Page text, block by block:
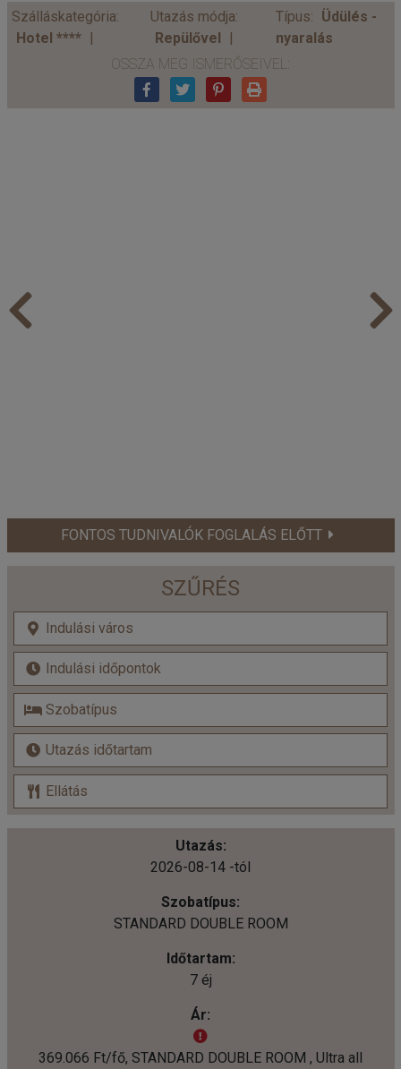
Szálláskategória:
Hotel ****
Utazás módja:
Repülővel
Típus: Üdülés -
nyaralás
OSSZA MEG ISMERŐSEIVEL:
FONTOS TUDNIVALÓK FOGLALÁS ELŐTT
SZŰRÉS
2026-08-14 -tól
STANDARD DOUBLE ROOM
7 éj
369.066 Ft/fő, STANDARD DOUBLE ROOM , Ultra all